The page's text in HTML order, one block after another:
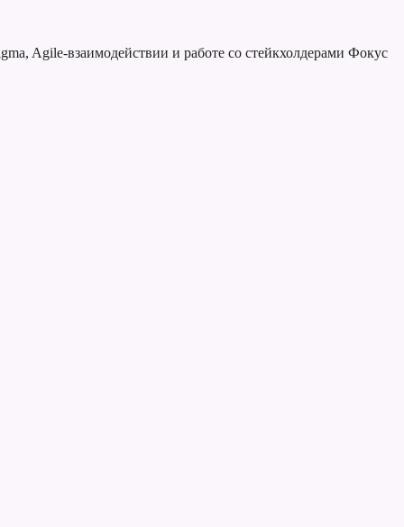
Agile-взаимодействии и работе со стейкхолдерами Фокус